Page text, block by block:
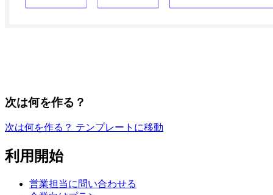
次は何を作る？
次は何を作る？ テンプレートに移動
利用開始
営業担当に問い合わせる